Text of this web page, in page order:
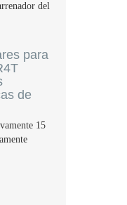
del
para
de
15